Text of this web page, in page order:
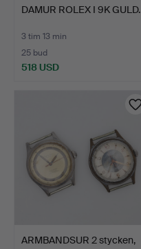
DAMUR ROLEX I 9K GULD.
3 tim 13 min
25 bud
518 USD
ARMBANDSUR 2 stycken,